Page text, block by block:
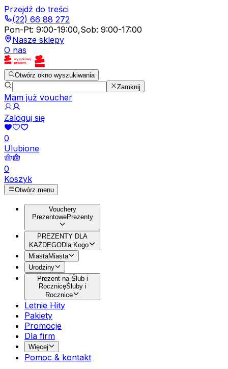
Przejdź do treści
(22) 66 88 272
Pon-Pt: 9:00-19:00,Sob: 9:00-17:00
Nasze sklepy
O nas
Otwórz okno wyszukiwania
Zamknij
Mam już voucher
Zaloguj się
0
Ulubione
0
Koszyk
Otwórz menu
Vouchery
PrezentowePrezenty
PREZENTY DLA
KAŻDEGODla Kogo
MiastaMiasta
Urodziny
Prezent na Ślub i
RocznicęŚluby i
Rocznice
Letnie Hity
Pakiety
Promocje
Dla firm
Więcej
Pomoc & kontakt